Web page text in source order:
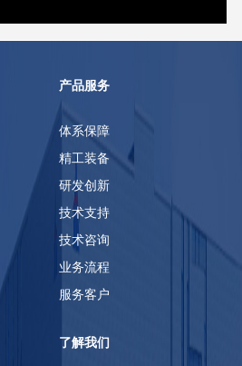
产品服务
体系保障
精工装备
研发创新
技术支持
技术咨询
业务流程
服务客户
了解我们